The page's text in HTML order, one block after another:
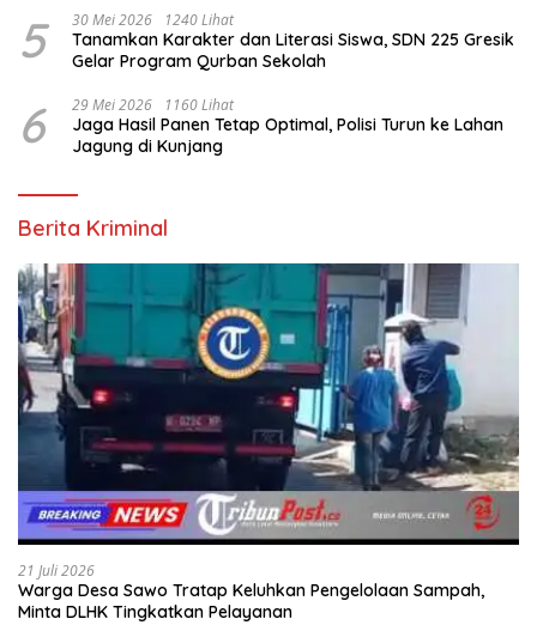
5 30 Mei 2026 1240 Lihat
Tanamkan Karakter dan Literasi Siswa, SDN 225 Gresik
Gelar Program Qurban Sekolah
6 29 Mei 2026 1160 Lihat
Jaga Hasil Panen Tetap Optimal, Polisi Turun ke Lahan
Jagung di Kunjang
Berita Kriminal
21 Juli 2026
Warga Desa Sawo Tratap Keluhkan Pengelolaan Sampah,
Minta DLHK Tingkatkan Pelayanan